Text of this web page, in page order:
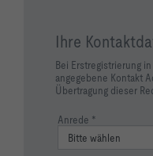
Ihre
Bei Erstregistrierung
angegebene Kontakt
Übertragung dieser
Anrede